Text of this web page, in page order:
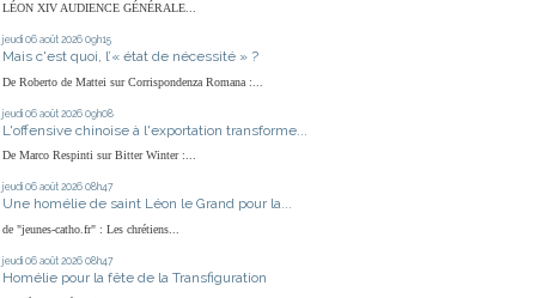
LÉON XIV AUDIENCE GÉNÉRALE...
jeudi 06 août 2026 09h15
Mais c'est quoi, l’« état de nécessité » ?
De Roberto de Mattei sur Corrispondenza Romana :...
jeudi 06 août 2026 09h08
L'offensive chinoise à l'exportation transforme...
De Marco Respinti sur Bitter Winter :...
jeudi 06 août 2026 08h47
Une homélie de saint Léon le Grand pour la...
de "jeunes-catho.fr" : Les chrétiens...
jeudi 06 août 2026 08h47
Homélie pour la fête de la Transfiguration